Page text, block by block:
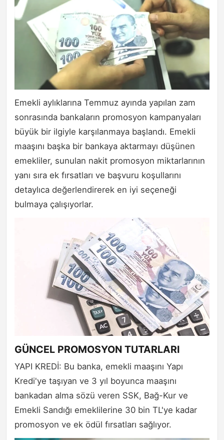
Emekli aylıklarına Temmuz ayında yapılan zam
sonrasında bankaların promosyon kampanyaları
büyük bir ilgiyle karşılanmaya başlandı. Emekli
maaşını başka bir bankaya aktarmayı düşünen
emekliler, sunulan nakit promosyon miktarlarının
yanı sıra ek fırsatları ve başvuru koşullarını
detaylıca değerlendirerek en iyi seçeneği
bulmaya çalışıyorlar.
GÜNCEL PROMOSYON TUTARLARI
YAPI KREDİ: Bu banka, emekli maaşını Yapı
Kredi'ye taşıyan ve 3 yıl boyunca maaşını
bankadan alma sözü veren SSK, Bağ-Kur ve
Emekli Sandığı emeklilerine 30 bin TL'ye kadar
promosyon ve ek ödül fırsatları sağlıyor.